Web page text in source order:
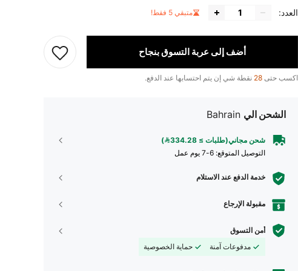
العدد: متبقي 5 فقط!
أضف إلى عربة التسوق بنجاح
اكسب حتى 28 نقطة شي إن يتم احتسابها عند الدفع.
الشحن الي Bahrain
شحن مجاني(طلبات ≥ 334.28)
التوصيل المتوقع: 6-7 يوم عمل
خدمة الدفع عند الاستلام
مقبولة الإرجاع
أمن التسوق
مدفوعات آمنة
حماية الخصوصية